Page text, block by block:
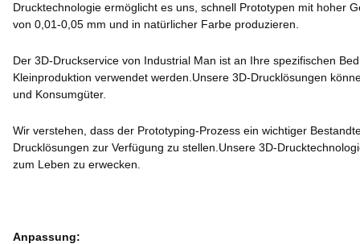
Drucktechnologie ermöglicht es uns, schnell Prototypen mit hoher
von 0,01-0,05 mm und in natürlicher Farbe produzieren.
Der 3D-Druckservice von Industrial Man ist an Ihre spezifischen
Kleinproduktion verwendet werden.Unsere 3D-Drucklösungen
und Konsumgüter.
Wir verstehen, dass der Prototyping-Prozess ein wichtiger
Drucklösungen zur Verfügung zu stellen.Unsere 3D-
zum Leben zu erwecken.
Anpassung: